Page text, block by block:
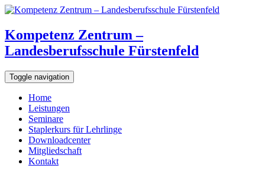
Kompetenz Zentrum –
Landesberufsschule Fürstenfeld
Toggle navigation
Home
Leistungen
Seminare
Staplerkurs für Lehrlinge
Downloadcenter
Mitgliedschaft
Kontakt